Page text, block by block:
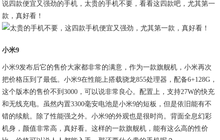
说四款便宜又强劲的手机，太贵的手机不要，看看这四款吧，尤其第一
款，真好看！
小米9
小米9发布后它的售价大家都非常的满意，作为一款旗舰机，小米再次
把价格压到了最低。小米9在性能上搭载骁龙855处理器，配备6+128G，
这个版本的售价不到3000，可以说非常良心。配置上，支持27W的快充
和无线充电。虽然内置3300毫安电池是小米9的短板，但是依旧能有不
错的续航。除了性能强之外。小米9的外观也是很时尚。背面全息幻彩
机身，颜值非常高，真好看。这样的一款旗舰机，能有这么高的性价